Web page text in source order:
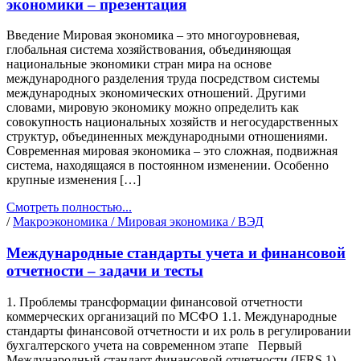
экономики – презентация
Введение Мировая экономика – это многоуровневая,
глобальная система хозяйствования, объединяющая
национальные экономики стран мира на основе
международного разделения труда посредством системы
международных экономических отношений. Другими
словами, мировую экономику можно определить как
совокупность национальных хозяйств и негосударственных
структур, объединенных международными отношениями.
Современная мировая экономика – это сложная, подвижная
система, находящаяся в постоянном изменении. Особенно
крупные изменения […]
Смотреть полностью...
/Макроэкономика / Мировая экономика / ВЭД
Международные стандарты учета и финансовой
отчетности – задачи и тесты
1. Проблемы трансформации финансовой отчетности
коммерческих организаций по МСФО 1.1. Международные
стандарты финансовой отчетности и их роль в регулировании
бухгалтерского учета на современном этапе Первый